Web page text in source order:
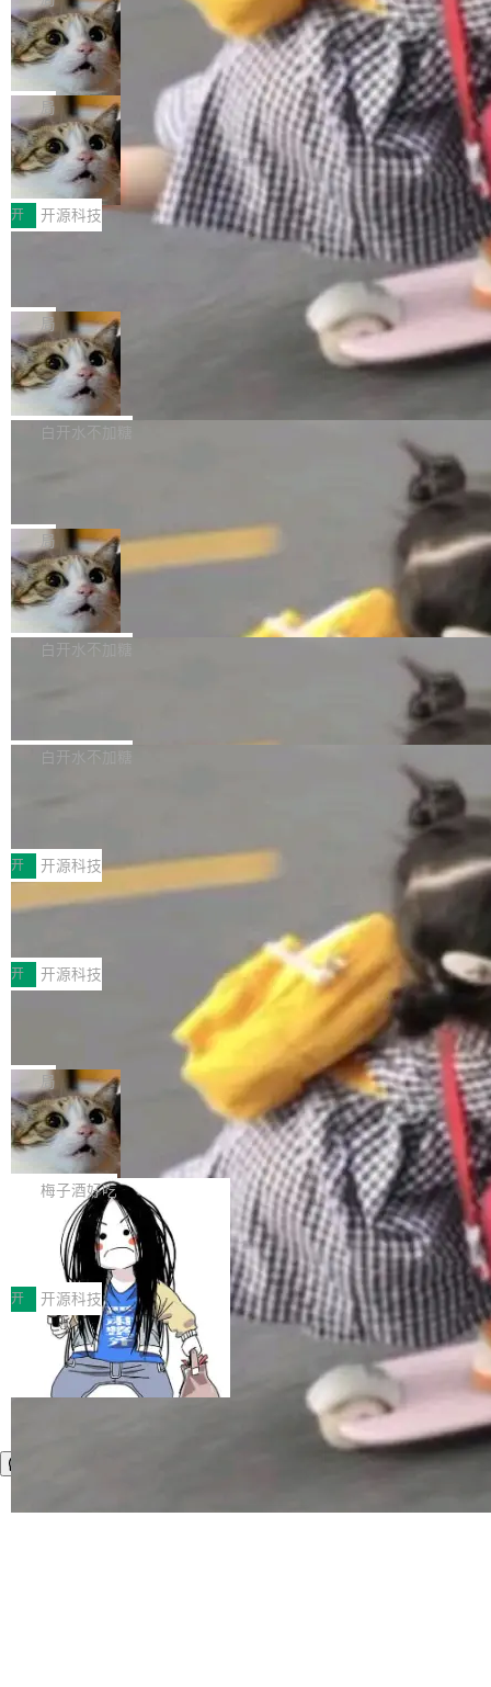
现实 过去两年，CIO们的焦虑清单上多了两项：
一是如何让大模型和智能体应用安全地从PoC走
向生产，二是如何让测试团队跟得上AI应用...
设置，如果用布尔值 + 可空字段来表示——bool
ean 表示是否可切换，nullable 的默认模式、浅
色方案、深色方案——会产生大量无意义的组
合。方案缺了、配置冲突了、全 null 了。要知道
哪些组合有效，作者说，你得靠"文档、校验、或
者部落知识"。 换个写法。Rust 的 enum，两个
变体：Switchable...
个"AI 知识库 + 聊天机器人"——每个大厂都在
做，没什么新鲜的。 但 Kenton Varda 在 Twitte
r 上把事情说清楚了： 今天我们发布了 Cloudfla
re OS，一个带连接器的聊天机器人，跟其他所
有科技公司做的一样。只不过，实际上它不一
样。这是 Sandstorm.io 的重制版，我十年前的
那个创业公司。不同的是，这次它构建在 Cloudf
lare Workers 上——我花了九年时间搭建的平台
——并且深度集成了 AI。这基本上是我十年秘密
Deno 团队开源 Celld，可自托管的分
布式 Durable Objects
Ryan Dahl 领导的 Deno 团队推出了最新开源项
目 Celld，一个能在自己机器上运行 Cloudflare
Workers 和 Durable Objects 的守护进程。 设
计思路很直接：每个对象是一个独立的 SQLite
数据库，按名称寻址，复制到你自己的 S3 兼容
存储库里。节点之间只通过这个存储库协调——
没有控制平面，没有共识协议。每个对象自带一
个小型数据库，应用天然按分片构建，单个数据
库的竞争和爆炸半径问题在设计层面就被消除
了。 闲置的 cell 会休眠到几乎不占资源。当 cel
l 迁移或唤醒时，新宿主从 S3 恢复 SQLite 数据
库继续执行。存储库是持久化的唯一真相...
局
鲁大师7月新机性能/流畅/AI榜：vivo夺
性能、流畅双第一，三星Galaxy Z系列
新折叠缺席
2026年7月的手机市场，由于存储等硬件成本暴
增，手机厂商的日子也不好过啊，新机速度明显
放缓，因此硝烟味淡了许多。新机参数规格除开
高价的三星折叠（三星Galaxy Z Fold8 Ultra / Z
Fold8 / Z Flip8）外，其余要么是中低端机器，
例如iQOO Z11i、REDMI Note 17、REDMI No
te 17 Pro、OPPO K15，要么是vivo X300 E这
样的次旗舰。 Galaxy Z Fold8 Ultra / Z Fold8 /
Z Flip8三款折叠屏新机均在7月22日发布，且全
部搭载骁龙8 Elite Gen5 for Galaxy，它们本该
开 开源科技
Zed 编辑器团队发布了新项目——DeltaDB，一
个在 git commit 之间记录每一次编辑操作的版
本控制系统。目前处于 Early Access 阶段。 De
ltaDB 的核心思路直接写在 landing page 最显
眼的位置：「Software is made between com
mits」——软件是在 commit 之间写出来的。git
是把这段空隙补上。 回退到任何一次编辑：Delt
aDB 捕获 commit 之间的每一次操作，...
局
SpaceXAI 单季资本开支达 183 亿美元
根据风险投资人Tomer Tunguz 博客（VC 分
析）披露的最新分析与第二季度业绩报告，Spac
微软同期总资本开支的四成。 与亚马逊、Alpha
bet、微软以及 Meta 等传统科技巨头相比，Spa
ceXAI的资金消耗速度尤为引人瞩目。然而，支
撑庞大支出的资金来源却呈现出截然不同的面
貌。数据显示，微软和 Meta 主要依托充沛的经
白开水不加糖
一个在终端里运行的编程 agent；Muse Spark
1.2，驱动这个 agent 的新模型。一句话概括：
你可以用 curl -fsSL https://dev.meta.ai/install.
sh | bash 安装一个能在大项目里自动规划、写
代码、验证结果的 AI 终端工具。 据介绍，Muse
个主 agent 循环，外加一组后台 agent。这些后
局
美团开源 LoHoSearch，用知识图谱校
准 AI 能力认知
机器出题的前提，是让机器拥有全局视野。整个
构建流程可以分为四个环节：建图 → 控制难度
白开水不加糖
库，并将作为transport接入Mooncake TENT。
MPComm将作为一种传输引擎接入Mooncake T
ENT，实现零拷贝传输性能提升30%、非零拷贝
传输性能最高提升5倍。UCL-MPComm底层基
于自研UCL-Engine通信引擎，后续腾讯网平将
持续开源更多基于UCL-Engine的高性能通信组
件。 腾讯网平团队在UCL-MPComm中实现了一
个独立于业务线程的全局通信引擎（Engine），
白开水不加糖
型案例入选名单》，深信服“面向企业研发场景的
开源 AI 编程平台 CoStrict 应用”凭借卓越的技术
创新与落地成效成功入选。 全链路私有化部署，
助力企业AI研发安全落地 当前，越来越多企业已
经开始引入 AI Coding 工具，通过调用公有云模
型或企业内部部署模型提升研发效率。但随着 AI
Coding 从个人辅助工具逐步走向团队级、组织
级应用，企业在规模化落地过程中，对安全性、
可控性和代码质量提出了更高要求。 首先是数据
安全与合规要求。对于大多数普通研发场景，公
有云模型能够满足快速试用和效率提升的需求。
但对于金融、能源、医疗等对数据安全要求较...
开 开源科技
深信服AI算力网关入选工信部人工智能
前不久，工业和信息化部正式发布《2025年人工
智能应用典型案例名单》，集中展示人工智能在
各领域的应用成果，覆盖技术底座、行业赋能、
产品应用、支撑保障、专题等五大方向。深信服
AI算力网关（AI创新平台）成功入选！ 随着各行
各业的Agent走向规模化建设，算力构成形态逐
渐丰富，用户关注的重点也在发生变化：不只是
让AI用起来，还要进一步看清混合算力时代下，
Token花在哪里、算力是否被充分利用，以及持
续增长的AI成本该如何优化。 深信服AI算力网关
正是围绕这些实际问题，从Token治理和成本治
理两个方面，让用户的每一份算力都看得清、管
得住、用得稳、省得下、更安全！ 一、从现在开
始，Token使用一目...
开 开源科技
Jeff Dean 离开 Google：一个时代的结
束，一个实验室的开始
Google 员工编号 20。MapReduce 作者之一。
Bigtable 作者之一。TensorFlow 的作者之一。
Gemini 的架构师。Google 首席科学家。 Jeff D
ean 在 Google 工作了 27 年后，宣布离职。 他
不是一个人走。一同离开的还有 Sanjay Ghema
wat（Google 员工编号 23，Jeff Dean 二十多
年的编程搭档，MapReduce 和 Bigtable 的共同
作者）、Quoc Le（Google 大脑核心成员，Se
q2Seq 和 DocAI 的共同发明人）以及 Oriol Vin
yals（Gemini 联合负责人，AlphaSta...
局
🔥 SolonCode v2026.8.4 发布：界面
字体可调、22 种语言、记忆搜索增强
打开终端就能上岗的全中文编码智能体，这一轮
把「看得清、用母语、记得住」三件事一次补
齐。 SolonCode 是什么 SolonCode 是杭州无
耳科技研发的企业级终端编码智能体——一位全
中文驱动的数字员工，自主理解需求、规划步
骤、编写代码。不挑模型、不挑平台，curl 一行
装完即用。 开源地址：Gitee · GitCode · GitHu
b 安装 支持 Java 8+（8~26）、macOS / Linu
x / Windows / Harmony PC。 # macOS / Linu
x / Harmony PC curl -fsSL https://solon.noea
梅子酒好吃
让“代码语义理解”深度释放AI Coding
价值潜能：华为云码道（CodeArts）
代码仓技术解析
一、代码仓深度理解技术的作用与价值 在软件工
程实践中，代码仓是企业核心知识资产的主要载
体。企业级代码仓库通常包含数十万乃至数百万
个文件，其规模远超单次模型调用可承载的上下
文窗口。随着项目规模的持续扩张与代码历史的
不断累积，代码仓中的模块关系、接口契约、业
务逻辑等关键信息往往分散于数十乃至数百个文
件之中，形成高度复杂的知识关联网络。传统的
开 开源科技